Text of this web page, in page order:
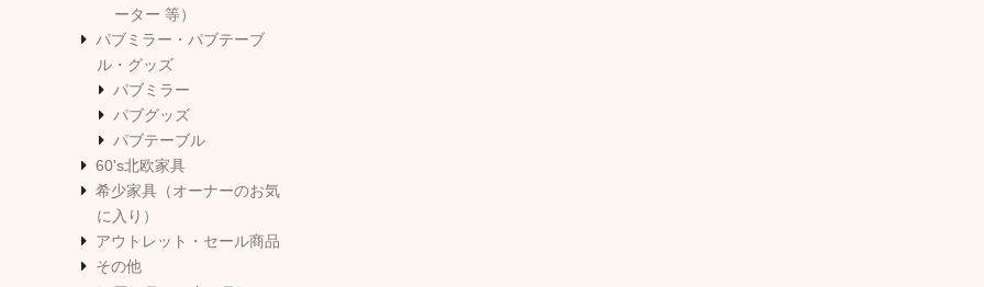
ーター 等）
パブミラー・パブテーブ
ル・グッズ
パブミラー
パブグッズ
パブテーブル
60's北欧家具
希少家具（オーナーのお気
に入り）
アウトレット・セール商品
その他